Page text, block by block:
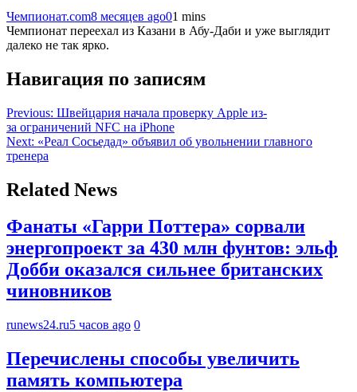
Чемпионат.com8 месяцев ago01 mins
Чемпионат переехал из Казани в Абу-Даби и уже выглядит
далеко не так ярко.
Навигация по записям
Previous: Швейцария начала проверку Apple из-
за ограничений NFC на iPhone
Next: «Реал Сосьедад» объявил об увольнении главного
тренера
Related News
Фанаты «Гарри Поттера» сорвали
энергопроект за 430 млн фунтов: эльф
Добби оказался сильнее британских
чиновников
runews24.ru5 часов ago 0
Перечислены способы увеличить
память компьютера